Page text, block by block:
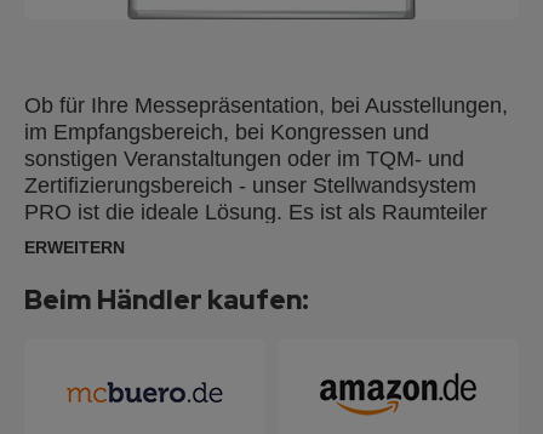
Ob für Ihre Messepräsentation, bei Ausstellungen,
im Empfangsbereich, bei Kongressen und
sonstigen Veranstaltungen oder im TQM- und
Zertifizierungsbereich - unser Stellwandsystem
PRO ist die ideale Lösung. Es ist als Raumteiler
genauso geeignet, wie auch als Präsentations-
Kombinationsmöglichkeiten und Materialien
Winkel aufstellen. Die robuste Verarbeitung macht
den Einsatz auch in Lager- und
ERWEITERN
Beim Händler kaufen: